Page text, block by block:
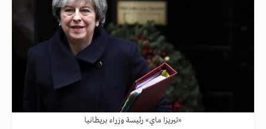
«تيريزا ماي» رئيسة وزراء بريطانيا